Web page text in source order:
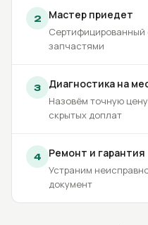
2 Мастер приедет
Сертифицированный
запчастями
3 Диагностика на
Назовём точную
скрытых доплат
4 Ремонт и гарантия
Устраним
документ